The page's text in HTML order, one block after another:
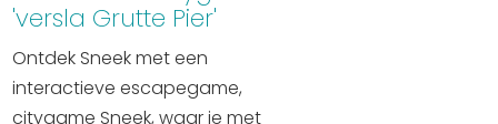
En meer
Arrangementen
'versla Grutte Pier'
Ontdek Sneek met een
interactieve escapegame,
citygame Sneek, waar je met